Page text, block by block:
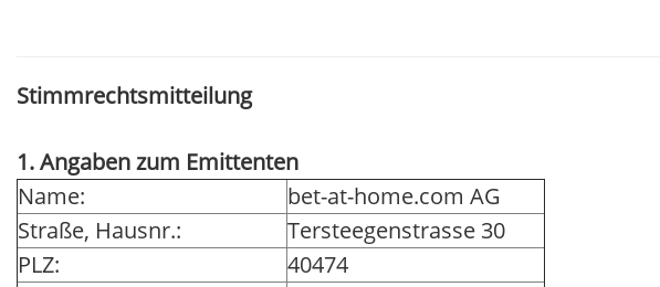
Stimmrechtsmitteilung
1. Angaben zum Emittenten
Name:
bet-at-home.com AG
Straße, Hausnr.:
Tersteegenstrasse 30
PLZ:
40474